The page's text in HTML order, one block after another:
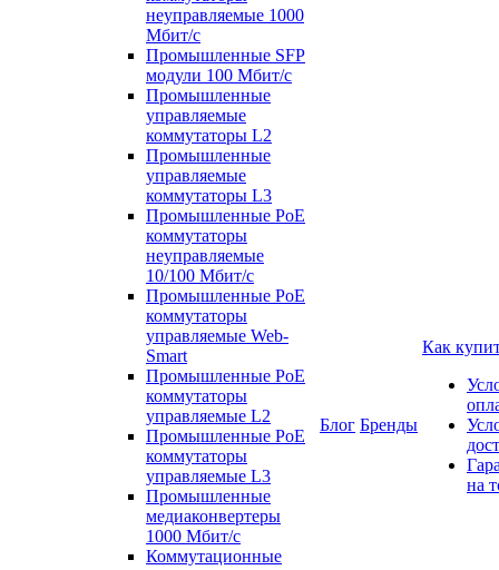
неуправляемые 1000
Мбит/с
Промышленные SFP
модули 100 Мбит/c
Промышленные
управляемые
коммутаторы L2
Промышленные
управляемые
коммутаторы L3
Промышленные PoE
коммутаторы
неуправляемые
10/100 Мбит/с
Промышленные PoE
коммутаторы
управляемые Web-
Smart
Промышленные PoE
коммутаторы
управляемые L2
Промышленные PoE
коммутаторы
управляемые L3
Промышленные
медиаконвертеры
1000 Мбит/с
Коммутационные
Блог Бренды
Как
на